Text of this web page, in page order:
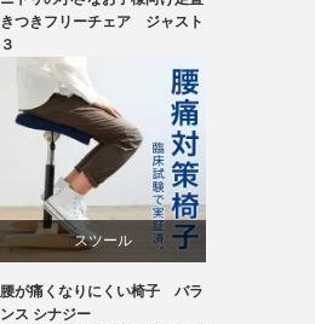
ニトリ
ラバー
成形合板
椅子
きつきフリーチェア ジャスト
３
スツール
ワークチェア
腰が痛くなりにくい椅子 バラ
ンス シナジー